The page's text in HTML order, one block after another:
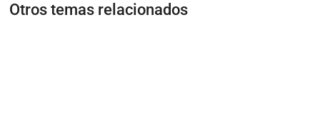
Otros temas relacionados